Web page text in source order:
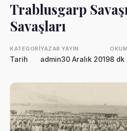
Trablusgarp
Savaşları
KATEGORI
Tarih
YAZAR
admin
YAYIN
30 Aralık 20198 dk